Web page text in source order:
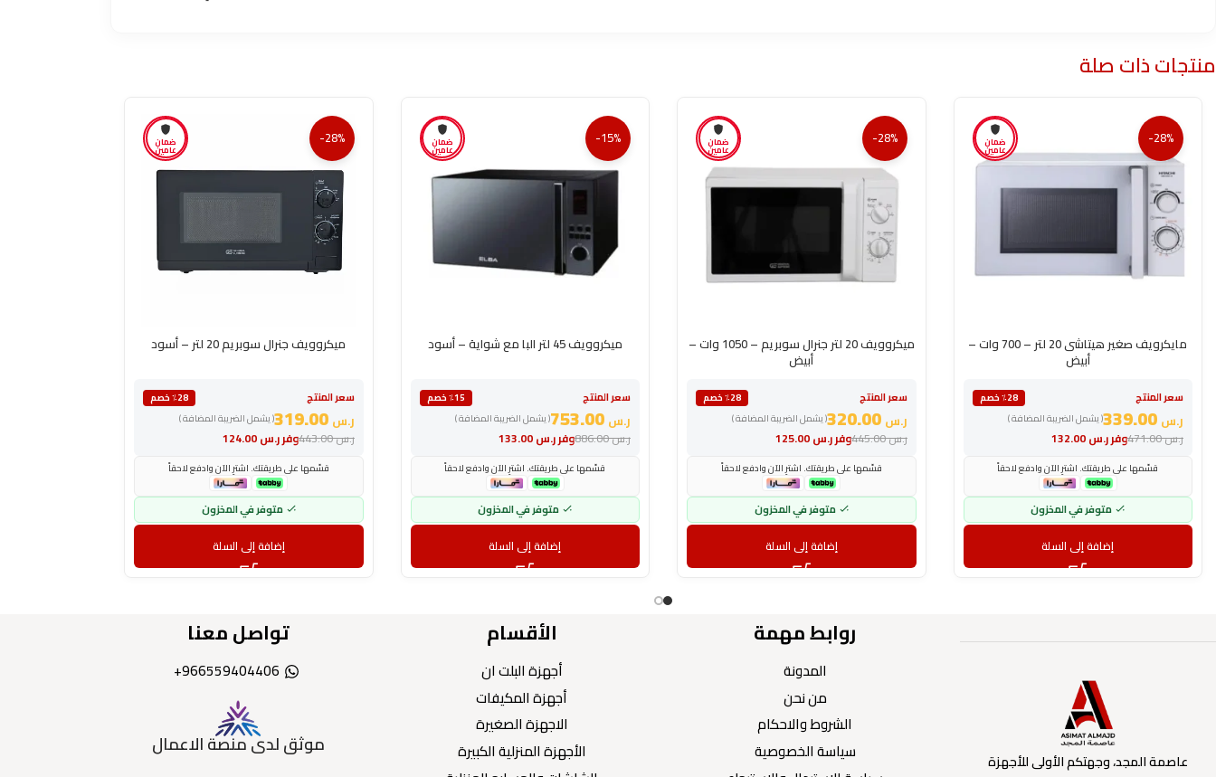
منتجات ذات صلة
ضمان
عامين
-28%
مايكرويف صغير هيتاشى 20 لتر – 700 وات –
أبيض
سعر المنتج
٪28 خصم
( يشمل الضريبة المضافة )
ر.س
وفرر.س ر.س471.00
قسّمها على طريقتك. اشترِ الآن وادفع لاحقاً
متوفر في المخزون
إضافة إلى السلة
ضمان
عامين
-28%
ميكروويف 20 لتر جنرال سوبريم – 1050 وات –
أبيض
سعر المنتج
٪28 خصم
( يشمل الضريبة المضافة )
ر.س 320.00
وفرر.س125.00 ر.س445.00
قسّمها على طريقتك. اشترِ الآن وادفع لاحقاً
متوفر في المخزون
إضافة إلى السلة
ضمان
عامين
-15%
ميكروويف 45 لتر البا مع شواية – أسود
سعر المنتج
٪15 خصم
( يشمل الضريبة المضافة )
ر.س
وفرر.س ر.س886.00
قسّمها على طريقتك. اشترِ الآن وادفع لاحقاً
متوفر في المخزون
إضافة إلى السلة
ضمان
عامين
-28%
ميكروويف جنرال سوبريم 20 لتر – أسود
سعر المنتج
٪28 خصم
( يشمل الضريبة المضافة )
ر.س 319.00
وفرر.س124.00 ر.س443.00
قسّمها على طريقتك. اشترِ الآن وادفع لاحقاً
متوفر في المخزون
إضافة إلى السلة
عاصمة المجد، وجهتكم الأولى للأجهزة
روابط مهمة
المدونة
من نحن
الشروط والاحكام
سياسة الخصوصية
الأقسام
أجهزة البلت ان
أجهزة المكيفات
الاجهزة الصغيرة
الأجهزة المنزلية الكبيرة
تواصل معنا
966559404406+
موثق لدى منصة الاعمال